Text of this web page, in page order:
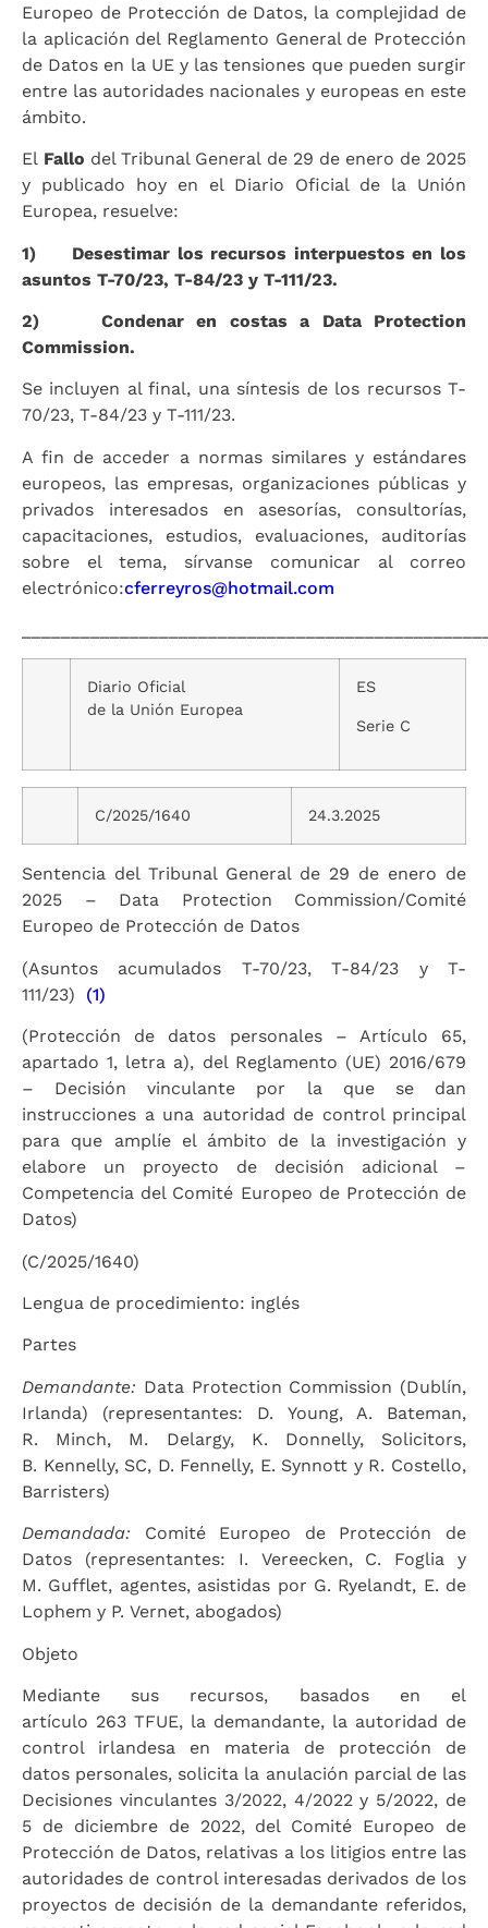
Europeo de Protección de Datos, la complejidad de
la aplicación del Reglamento General de Protección
de Datos en la UE y las tensiones que pueden surgir
entre las autoridades nacionales y europeas en este
ámbito.
El Fallo del Tribunal General de 29 de enero de 2025
y publicado hoy en el Diario Oficial de la Unión
Europea, resuelve:
1) Desestimar los recursos interpuestos en los
asuntos T-70/23, T-84/23 y T-111/23.
2) Condenar en costas a Data Protection
Commission.
Se incluyen al final, una síntesis de los recursos T-
70/23, T-84/23 y T-111/23.
A fin de acceder a normas similares y estándares
europeos, las empresas, organizaciones públicas y
privados interesados en asesorías, consultorías,
capacitaciones, estudios, evaluaciones, auditorías
sobre el tema, sírvanse comunicar al correo
electrónico:cferreyros@hotmail.com
Diario Oficial
de la Unión Europea
ES
Serie C
C/2025/1640 24.3.2025
Sentencia del Tribunal General de 29 de enero de
2025 – Data Protection Commission/Comité
Europeo de Protección de Datos
(Asuntos acumulados T-70/23, T-84/23 y T-
111/23) (1)
(Protección de datos personales – Artículo 65,
apartado 1, letra a), del Reglamento (UE) 2016/679
– Decisión vinculante por la que se dan
instrucciones a una autoridad de control principal
para que amplíe el ámbito de la investigación y
elabore un proyecto de decisión adicional –
Competencia del Comité Europeo de Protección de
Datos)
(C/2025/1640)
Lengua de procedimiento: inglés
Partes
Demandante: Data Protection Commission (Dublín,
Irlanda) (representantes: D. Young, A. Bateman,
R. Minch, M. Delargy, K. Donnelly, Solicitors,
B. Kennelly, SC, D. Fennelly, E. Synnott y R. Costello,
Barristers)
Demandada: Comité Europeo de Protección de
Datos (representantes: I. Vereecken, C. Foglia y
M. Gufflet, agentes, asistidas por G. Ryelandt, E. de
Lophem y P. Vernet, abogados)
Objeto
Mediante sus recursos, basados en el
artículo 263 TFUE, la demandante, la autoridad de
control irlandesa en materia de protección de
datos personales, solicita la anulación parcial de las
Decisiones vinculantes 3/2022, 4/2022 y 5/2022, de
5 de diciembre de 2022, del Comité Europeo de
Protección de Datos, relativas a los litigios entre las
autoridades de control interesadas derivados de los
proyectos de decisión de la demandante referidos,